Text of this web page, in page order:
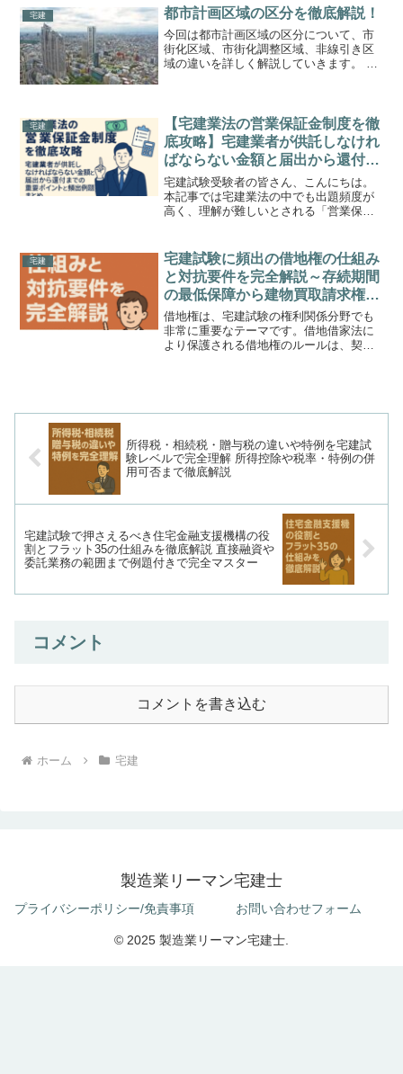
ます。この記事では、それぞれの権利の
意味・成立要件・対抗要件...
宅建 都市計画区域の区分を徹底解説！
今回は都市計画区域の区分について、市
街化区域、市街化調整区域、非線引き区
域の違いを詳しく解説していきます。 宅
区域と、おおむね1...
宅建
【宅建業法の営業保証金制度を徹
底攻略】宅建業者が供託しなけれ
ばならない金額と届出から還付ま
での重要ポイントと頻出例題まと
め
宅建試験受験者の皆さん、こんにちは。
本記事では宅建業法の中でも出題頻度が
高く、理解が難しいとされる「営業保証
丁寧に解説していきます。さらに例題も
豊富にご用意しましたので...
宅建
宅建試験に頻出の借地権の仕組み
と対抗要件を完全解説～存続期間
の最低保障から建物買取請求権・
登記と掲示による対抗要件まで例
題付きで網羅～
借地権は、宅建試験の権利関係分野でも
非常に重要なテーマです。借地借家法に
より保護される借地権のルールは、契約
所得税・相続税・贈与税の違いや特例を宅建試
験レベルで完全理解 所得控除や税率・特例の併
用可否まで徹底解説
宅建試験で押さえるべき住宅金融支援機構の役
割とフラット35の仕組みを徹底解説 直接融資や
委託業務の範囲まで例題付きで完全マスター
コメント
コメントを書き込む
ホーム 宅建
製造業リーマン宅建士
プライバシーポリシー/免責事項 お問い合わせフォーム
© 2025 製造業リーマン宅建士.